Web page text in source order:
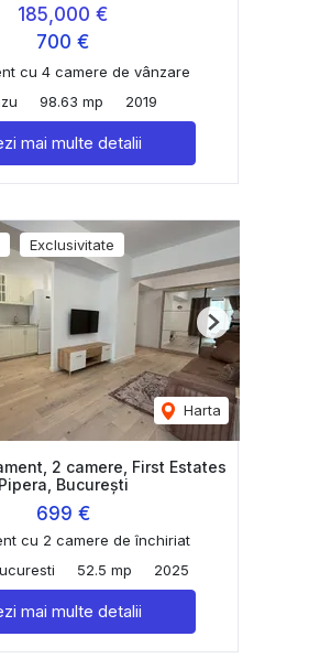
185,000 €
700 €
cu 4 camere de vânzare
98.63 mp 2019
mai multe detalii
Exclusivitate
Harta
Next
2 camere, First Estates
Pipera, București
699 €
cu 2 camere de închiriat
52.5 mp 2025
mai multe detalii